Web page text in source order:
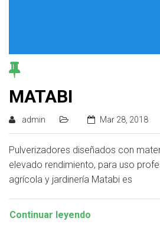
MATABI
admin Mar 28, 2018
Pulverizadores diseñados con
elevado rendimiento, para uso
agrícola y jardinería Matabi es
Continuar leyendo